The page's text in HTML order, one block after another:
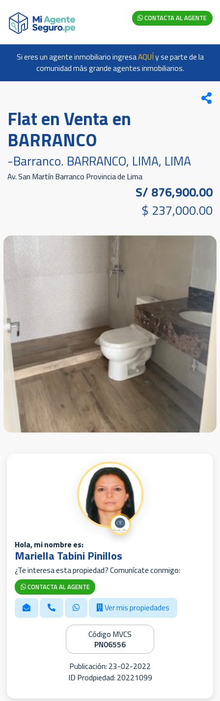
CONTACTA AL AGENTE
Si eres un agente inmobiliario ingresaAQUÍy se parte de la
comunidad más grande agentes inmobiliarios.
Flat en Venta en
BARRANCO
-Barranco. BARRANCO, LIMA, LIMA
Av. San Martín Barranco Provincia de Lima
S/ 876,900.00
$ 237,000.00
Hola, mi nombre es:
Mariella Tabini Pinillos
¿Te interesa esta propiedad? Comunícate conmigo:
CONTACTA AL AGENTE
Ver mis propiedades
Código MVCS
PN06556
Publicación: 23-02-2022
ID Prodpiedad: 20221099